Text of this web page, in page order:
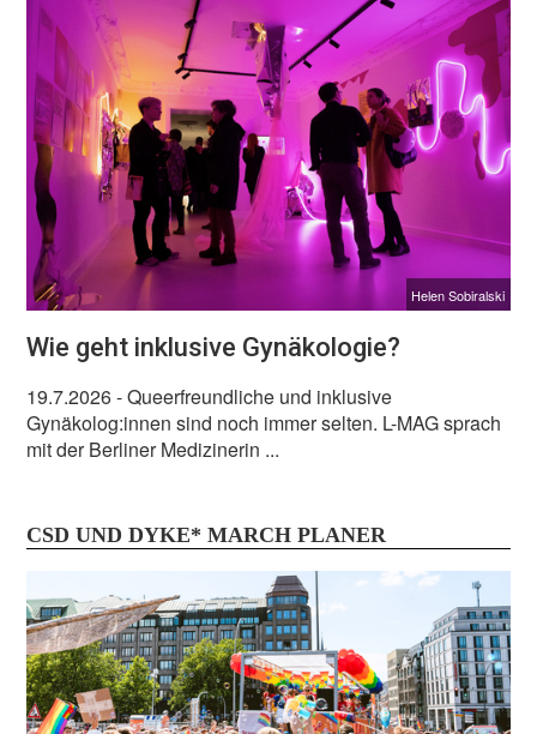
Helen Sobiralski
Wie geht inklusive Gynäkologie?
19.7.2026- Queerfreundliche und inklusive
Gynäkolog:innen sind noch immer selten. L-MAG sprach
mit der Berliner Medizinerin ...
CSD UND DYKE* MARCH PLANER